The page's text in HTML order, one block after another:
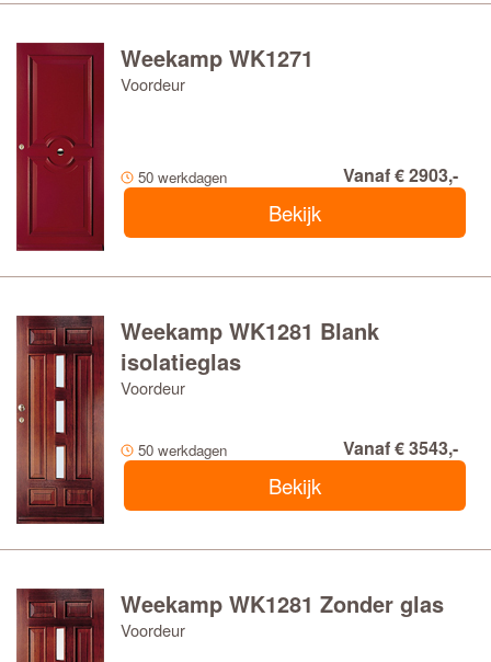
Weekamp WK1271
Voordeur
50 werkdagen Vanaf € 2903,-
Bekijk
Weekamp WK1281 Blank
isolatieglas
Voordeur
50 werkdagen Vanaf € 3543,-
Bekijk
Weekamp WK1281 Zonder glas
Voordeur